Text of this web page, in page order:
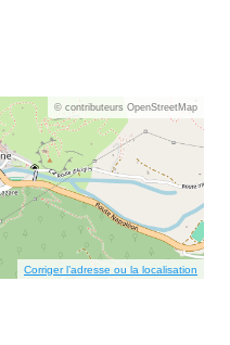
© contributeurs OpenStreetMap
Corriger l’adresse ou la localisation